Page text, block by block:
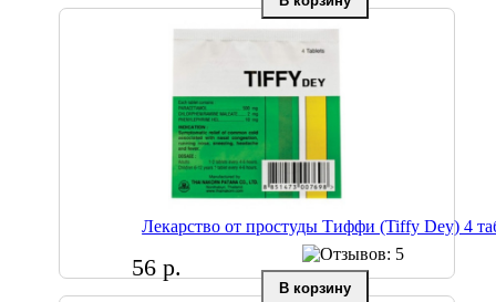
Лекарство от простуды Тиффи (Tiffy Dey) 4
56 р.